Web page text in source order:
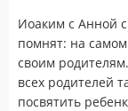
Иоаким с Анной
помнят: на
своим
всех родителей
посвятить